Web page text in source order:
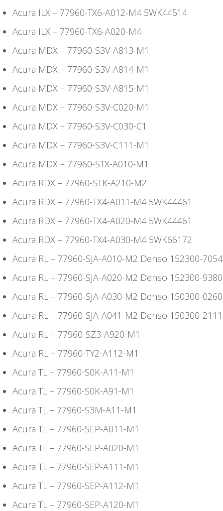
Acura ILX – 77960-TX6-A012-M4 5WK44514
Acura ILX – 77960-TX6-A020-M4
Acura MDX – 77960-S3V-A813-M1
Acura MDX – 77960-S3V-A814-M1
Acura MDX – 77960-S3V-A815-M1
Acura MDX – 77960-S3V-C020-M1
Acura MDX – 77960-S3V-C030-C1
Acura MDX – 77960-S3V-C111-M1
Acura MDX – 77960-STX-A010-M1
Acura RDX – 77960-STK-A210-M2
Acura RDX – 77960-TX4-A011-M4 5WK44461
Acura RDX – 77960-TX4-A020-M4 5WK44461
Acura RDX – 77960-TX4-A030-M4 5WK66172
Acura RL – 77960-SJA-A010-M2 Denso 152300-7054
Acura RL – 77960-SJA-A020-M2 Denso 152300-9380
Acura RL – 77960-SJA-A030-M2 Denso 150300-0260
Acura RL – 77960-SJA-A041-M2 Denso 150300-2111
Acura RL – 77960-SZ3-A920-M1
Acura RL – 77960-TY2-A112-M1
Acura TL – 77960-S0K-A11-M1
Acura TL – 77960-S0K-A91-M1
Acura TL – 77960-S3M-A11-M1
Acura TL – 77960-SEP-A011-M1
Acura TL – 77960-SEP-A020-M1
Acura TL – 77960-SEP-A111-M1
Acura TL – 77960-SEP-A112-M1
Acura TL – 77960-SEP-A120-M1